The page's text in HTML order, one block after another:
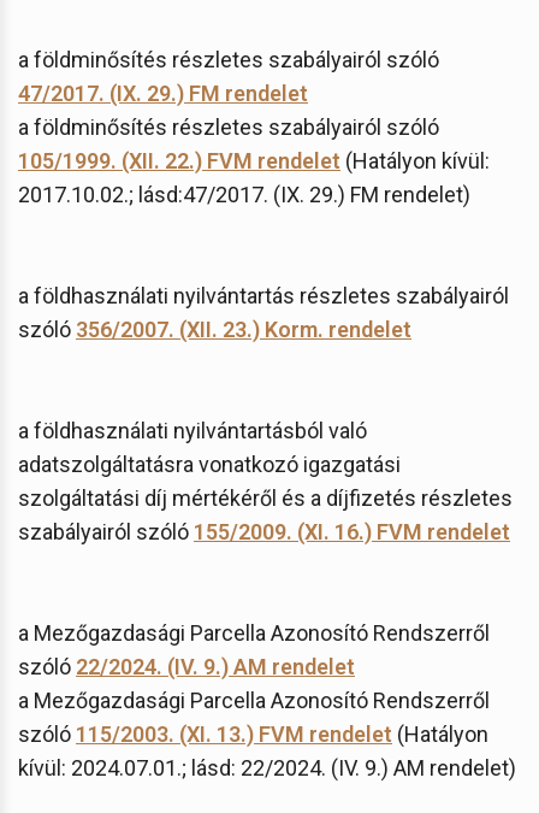
a földminősítés részletes szabályairól szóló
47/2017. (IX. 29.) FM rendelet
a földminősítés részletes szabályairól szóló
105/1999. (XII. 22.) FVM rendelet (Hatályon kívül:
2017.10.02.; lásd:47/2017. (IX. 29.) FM rendelet)
a földhasználati nyilvántartás részletes szabályairól
szóló 356/2007. (XII. 23.) Korm. rendelet
a földhasználati nyilvántartásból való
adatszolgáltatásra vonatkozó igazgatási
szolgáltatási díj mértékéről és a díjfizetés részletes
szabályairól szóló 155/2009. (XI. 16.) FVM rendelet
a Mezőgazdasági Parcella Azonosító Rendszerről
szóló 22/2024. (IV. 9.) AM rendelet
a Mezőgazdasági Parcella Azonosító Rendszerről
szóló 115/2003. (XI. 13.) FVM rendelet (Hatályon
kívül: 2024.07.01.; lásd: 22/2024. (IV. 9.) AM rendelet)